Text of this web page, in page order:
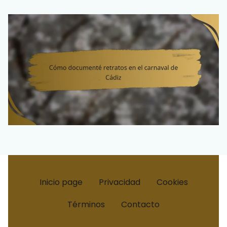
Inicio page Privacidad
Cookies
Términos
Contacto